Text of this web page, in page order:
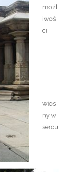
możl
iwoś
ci
wios
ny w
sercu